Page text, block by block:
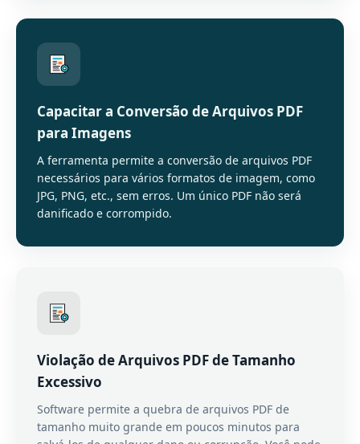
Capacitar a Conversão de Arquivos PDF
para Imagens
A ferramenta permite a conversão de arquivos PDF
necessários para vários formatos de imagem, como
JPG, PNG, etc., sem erros. Um único PDF não será
danificado e corrompido.
Violação de Arquivos PDF de Tamanho
Excessivo
Software permite a quebra de arquivos PDF de
tamanho muito grande em poucos minutos para